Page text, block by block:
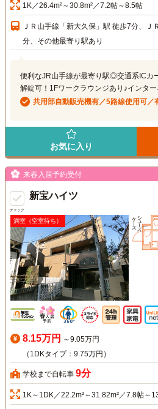
1K／26.4m²～30.8m²／7.2帖～8.5帖
ＪＲ山手線「新大久保」駅 徒歩7分、Ｊ
分、その他最寄り駅あり
便利なJR山手線が最寄り駅◎交通系ICカ
解錠可！1Fワークラウンジあり♪インタ
共用部自動販売機有／5路線使用可／
お気に入り
チェック
来春入居予約受付
新宝ハイツ
満室（空室待ち）
8.15万円 ～9.05万円
（1DKタイプ：9.75万円）
学校まで自転車 9分
1K～1DK／22.2m²～31.82m²／7.8帖～